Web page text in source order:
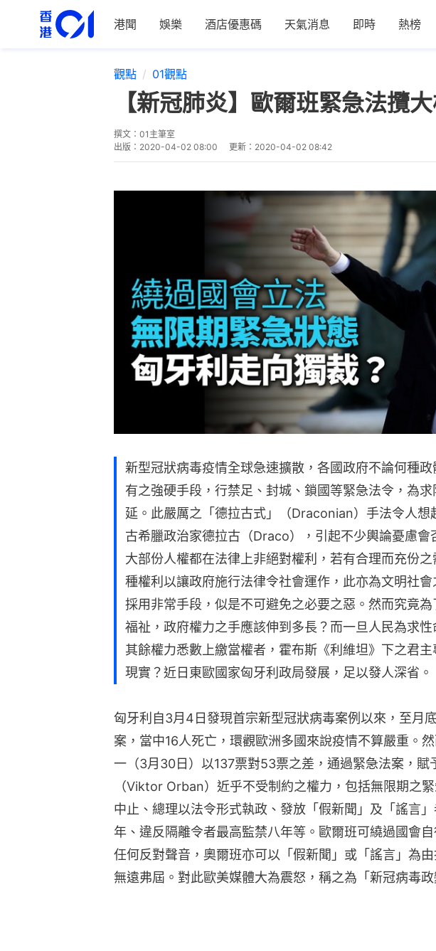
港聞 娛樂 酒店優惠碼 天氣消息 即時 熱榜
觀點 01觀點
【新冠肺炎】歐爾班緊急法攬
撰文： 01主筆室
出版： 2020-04-02 08:00 更新： 2020-04-02 08:42
新型冠狀病毒疫情全球急速擴散，各國政府不論何種
有之強硬手段，行禁足、封城、鎖國等緊急法令，為
延。此嚴厲之「德拉古式」（Draconian）手法令人想
古希臘政治家德拉古（Draco），引起不少輿論憂慮會
大部份人權都在法律上非絕對權利，若有合理而充份
種權利以讓政府施行法律令社會運作，此亦為文明社
採用非常手段，似是不可避免之必要之惡。然而究竟
福祉，政府權力之手應該伸到多長？而一旦人民為求
其餘權力悉數上繳當權者，霍布斯《利維坦》下之君
現實？近日東歐國家匈牙利政局發展，足以發人深省。
匈牙利自3月4日發現首宗新型冠狀病毒案例以來，至月
案，當中16人死亡，環觀歐洲多國來說疫情不算嚴重。
一（3月30日）以137票對53票之差，通過緊急法案，賦
（Viktor Orban）近乎不受制約之權力，包括無限期之
中止、總理以法令形式執政、發放「假新聞」及「謠言
年、違反隔離令者最高監禁八年等。歐爾班可繞過國會
任何反對聲音，奧爾班亦可以「假新聞」或「謠言」為
無遠弗屆。對此歐美媒體大為震怒，稱之為「新冠病毒政